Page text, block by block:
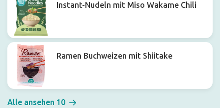
Instant-Nudeln mit Miso Wakame Chili
Ramen Buchweizen mit Shiitake
Alle ansehen 10